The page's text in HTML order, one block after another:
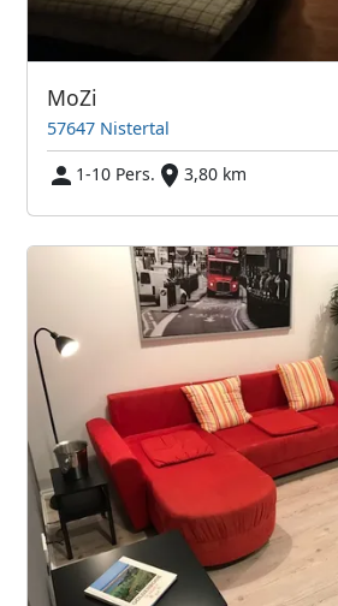
MoZi
57647 Nistertal
1-10 Pers.
3,80 km